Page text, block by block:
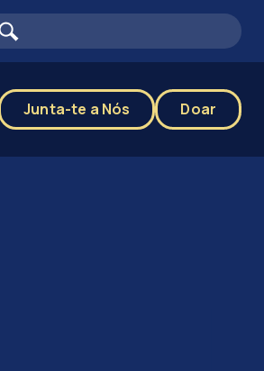
Junta-te a Nós Doar